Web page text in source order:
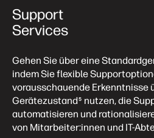
Support
Services
Gehen Sie über eine
indem Sie flexible
vorausschauende Erkenntnisse
Gerätezustand5 nutzen, die
automatisieren und
von Mitarbeiter:innen und IT-